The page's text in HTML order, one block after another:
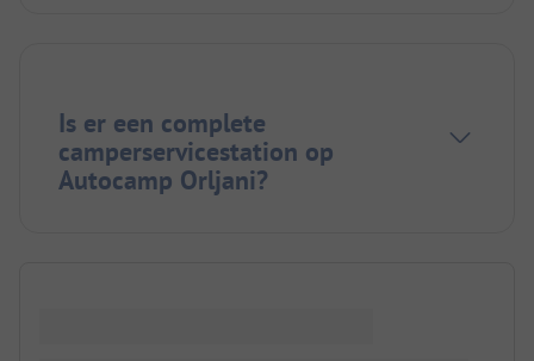
Is er een complete
camperservicestation op
Autocamp Orljani?